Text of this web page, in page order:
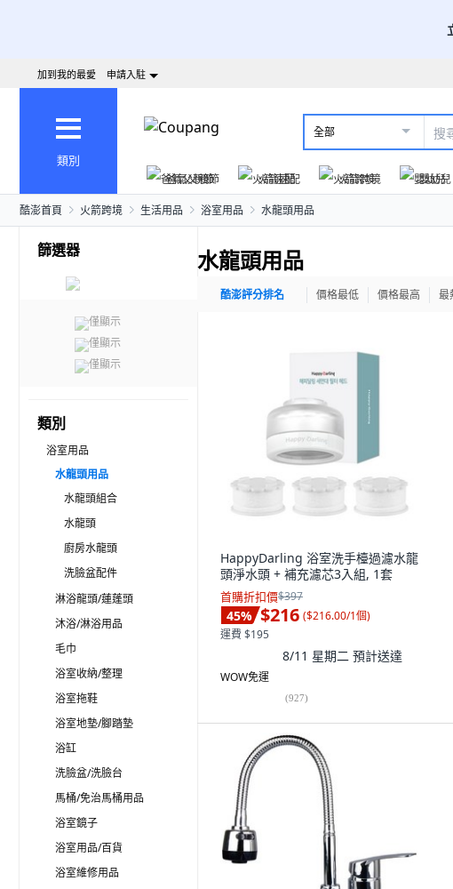
加到我的最愛 申請入駐
類別
全部
爸氣父親節
火箭速配 火箭跨境 嬰幼兒
酷澎首頁 火箭跨境 生活用品 浴室用品 水龍頭用品
篩選器
僅顯示
僅顯示
僅顯示
類別
浴室用品
水龍頭用品
水龍頭組合
水龍頭
廚房水龍頭
洗臉盆配件
淋浴龍頭/蓮蓬頭
沐浴/淋浴用品
毛巾
浴室收納/整理
浴室拖鞋
浴室地墊/腳踏墊
浴缸
洗臉盆/洗臉台
馬桶/免治馬桶用品
浴室鏡子
浴室用品/百貨
浴室維修用品
水龍頭用品
酷澎評分排名 價格最低 價格最高 最
HappyDarling 浴室洗手檯過濾水龍
頭淨水頭 + 補充濾芯3入組, 1套
首購折扣價$397
45% $216 ($216.00/1個)
運費 $195
8/11 星期二 預計送達
WOW免運
(927)